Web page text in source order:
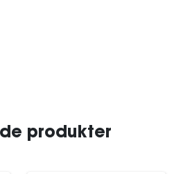
produkter